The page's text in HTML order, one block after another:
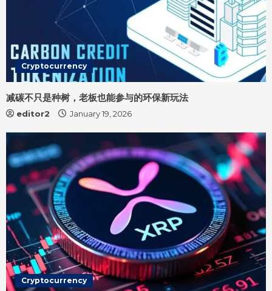
Cryptocurrency
减碳不只是种树，老板也能参与的环保新玩法
editor2 January 19, 2026
Cryptocurrency